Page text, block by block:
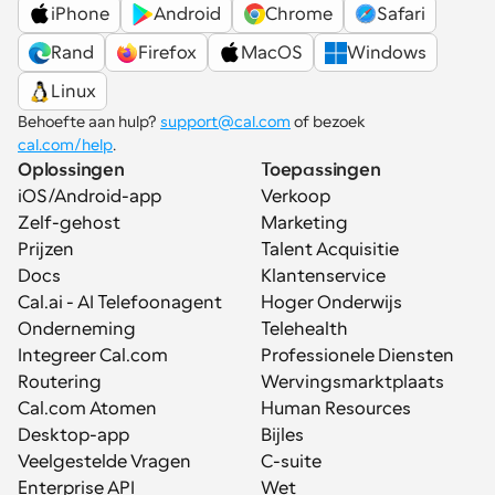
iPhone Android Chrome
Safari
Rand
Firefox MacOS
Windows
Linux
Behoefte aan hulp? support@cal.com
cal.com/help.
Oplossingen
iOS/Android-app
Zelf-gehost
Prijzen
Docs
Cal.ai - AI Telefoonagent
Onderneming
Integreer Cal.com
Routering
Cal.com Atomen
Desktop-app
Veelgestelde Vragen
Enterprise API
Toepassingen
Verkoop
Marketing
Talent Acquisitie
Klantenservice
Hoger Onderwijs
Telehealth
Professionele Diensten
Wervingsmarktplaats
Human Resources
Bijles
C-suite
Wet